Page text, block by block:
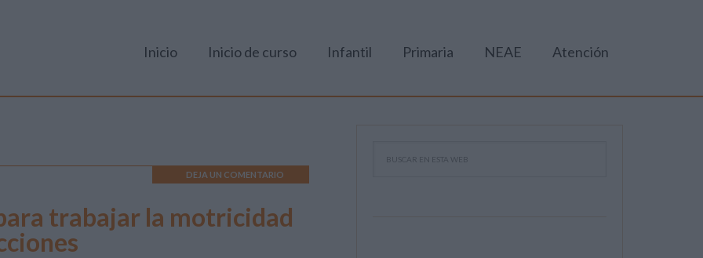
Inicio Inicio de curso Infantil Primaria NEAE Atención
DEJA UN COMENTARIO
trabajar la motricidad